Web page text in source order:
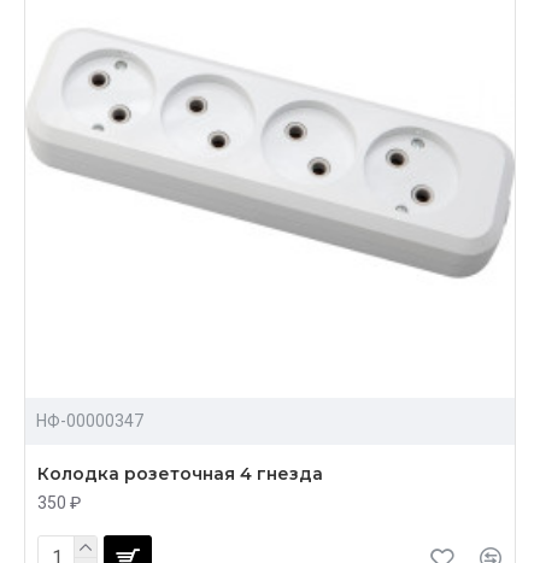
НФ-00000347
Колодка розеточная 4 гнезда
350 ₽